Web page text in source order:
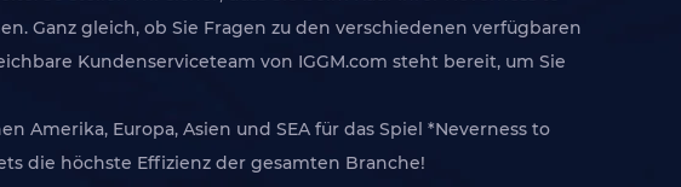
Ganz gleich, ob Sie Fragen zu den verschiedenen verfügbaren
Kundenserviceteam von IGGM.com steht bereit, um Sie
Amerika, Europa, Asien und SEA für das Spiel *Neverness to
die höchste Effizienz der gesamten Branche!